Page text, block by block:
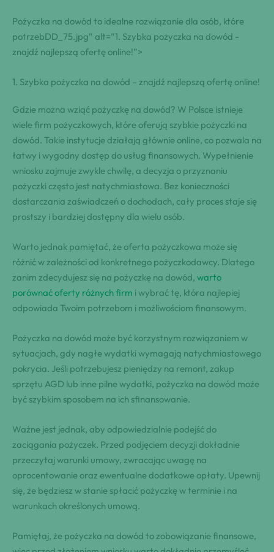
Pożyczka na dowód to idealne ‌rozwiązanie dla osób, które
potrzebDD_75.jpg”‍ alt=”1. Szybka pożyczka⁣‌ na dowód ‍-
znajdź najlepszą ofertę online!”>
1.⁢ Szybka pożyczka na dowód – znajdź najlepszą⁢ ofertę online!
Gdzie⁤ można‍ wziąć ⁢pożyczkę na dowód?​ W Polsce ⁤istnieje
wiele⁤ firm‌ pożyczkowych, które‍ oferują‍ szybkie pożyczki ‌na
dowód. Takie instytucje działają głównie ‍online, co pozwala na
łatwy i ‌wygodny dostęp⁣ do usług finansowych.​ Wypełnienie
wniosku zajmuje zwykle ‍chwilę, a⁤ decyzja o ‍przyznaniu
pożyczki często⁤ jest‌ natychmiastowa. Bez ⁤konieczności
dostarczania zaświadczeń o ⁣dochodach, ⁤⁢cały ​‍proces staje się
⁣prostszy ‍i bardziej dostępny ‌‍dla wielu ⁢osób.
Warto jednak ⁣pamiętać, że oferta pożyczkowa może się
‍różnić​ ⁤w‍ ‌zależności ⁣od konkretnego pożyczkodawcy. Dlatego‌
zanim zdecydujesz‌ się ⁣na‍ pożyczkę​ na dowód, warto
porównać oferty​ różnych firm ​i wybrać tę, która ​najlepiej
odpowiada Twoim ⁤potrzebom i możliwościom⁤ finansowym.
Pożyczka na dowód⁤ może być​ korzystnym rozwiązaniem w
⁣sytuacjach, gdy ⁤nagłe wydatki​ wymagają natychmiastowego
pokrycia. Jeśli potrzebujesz pieniędzy ⁢⁢na ⁢remont,⁣ zakup
sprzętu AGD‍ lub inne pilne‌ wydatki, pożyczka na dowód może⁢
być szybkim sposobem na ich‌ sfinansowanie.
Ważne jest jednak, aby odpowiedzialnie ⁣podejść do
zaciągania⁣ pożyczek. Przed podjęciem decyzji dokładnie
przeczytaj ⁢warunki umowy,‍ zwracając uwagę⁤ na
oprocentowanie oraz ewentualne dodatkowe‌ opłaty. ​⁣Upewnij
się, że⁣ będziesz w‍ stanie spłacić pożyczkę⁤ w terminie i⁣ na
warunkach określonych umową.
Pamiętaj, że ‍pożyczka⁢ na dowód to⁣ zobowiązanie ‍finansowe,